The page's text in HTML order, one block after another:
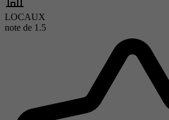
LOCAUX
note de 1.5